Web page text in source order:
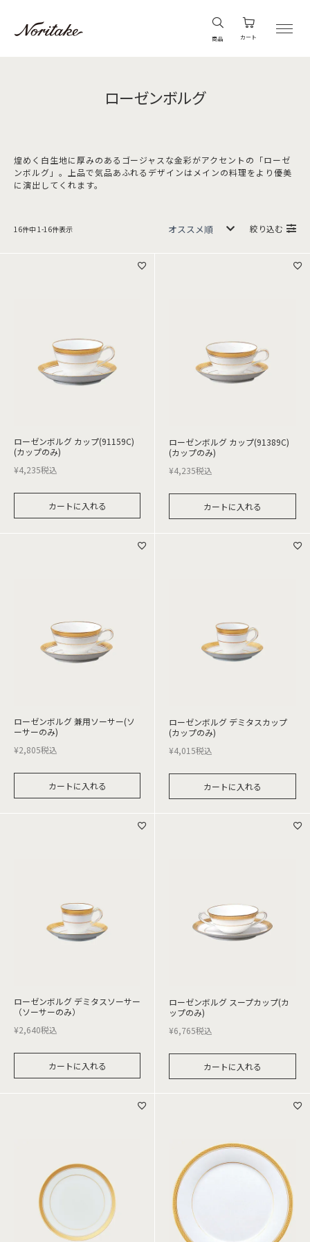
商品 カート
ローゼンボルグ
煌めく白生地に厚みのあるゴージャスな金彩がアクセントの「ローゼ
ンボルグ」。上品で気品あふれるデザインはメインの料理をより優美
に演出してくれます。
16件中 1 -16件表示 絞り込む
ローゼンボルグ カップ(91159C)
(カップのみ)
¥4,235税込
カートに入れる
ローゼンボルグ カップ(91389C)
(カップのみ)
¥4,235税込
カートに入れる
ローゼンボルグ 兼用ソーサー(ソ
ーサーのみ)
¥2,805税込
カートに入れる
ローゼンボルグ デミタスカップ
(カップのみ)
¥4,015税込
カートに入れる
ローゼンボルグ デミタスソーサー
（ソーサーのみ）
¥2,640税込
カートに入れる
ローゼンボルグ スープカップ(カ
ップのみ)
¥6,765税込
カートに入れる